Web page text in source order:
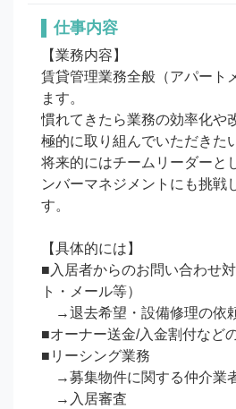
仕事内容
【業務内容】
賃貸管理業務全般（アパート
ます。
慣れてきたら業務の効率化や
極的に取り組んでいただきた
将来的にはチームリーダーと
ンバーマネジメントにも挑戦
す。
【具体的には】
■入居者からのお問い合わせ
ト・メール等）
→退去希望・設備修理の依
■オーナー送金/入金割付など
■リーシング業務
→募集物件に関する仲介業
→入居審査